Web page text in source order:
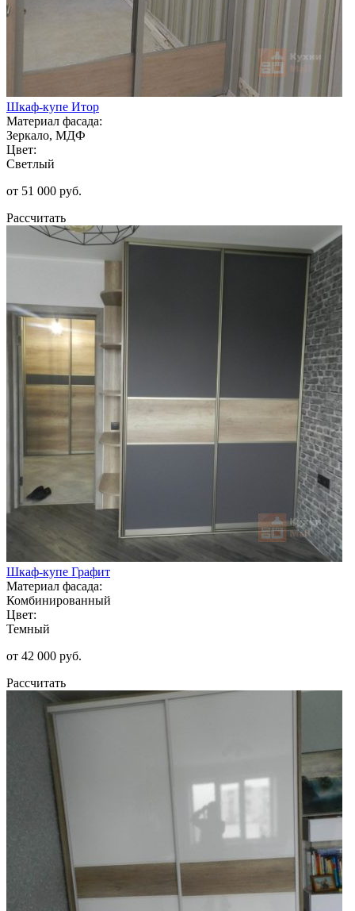
Шкаф-купе Итор
Материал фасада:
Зеркало, МДФ
Цвет:
Светлый
от 51 000 руб.
Рассчитать
Шкаф-купе Графит
Материал фасада:
Комбинированный
Цвет:
Темный
от 42 000 руб.
Рассчитать